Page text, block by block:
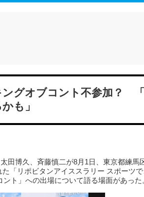
グオブコント不参加？
も」
田博久、斉藤慎二が8月1日、東京都練馬
「リポビタンアイススラリー スポーツで
ト」への出場について語る場面があった